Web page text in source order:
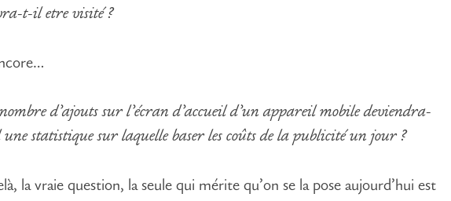
t-il etre visité ?
d’ajouts sur l’écran d’accueil d’un appareil mobile deviendra-
statistique sur laquelle baser les coûts de la publicité un jour ?
la vraie question, la seule qui mérite qu’on se la pose aujourd’hui est